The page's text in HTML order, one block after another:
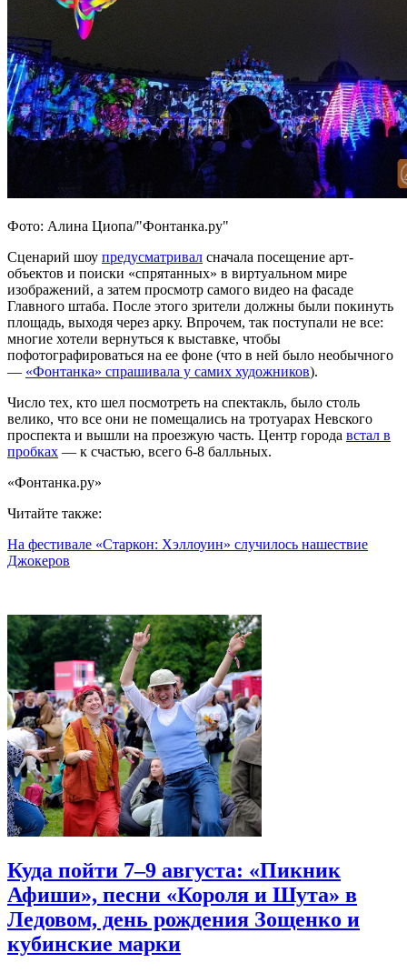
Фото: Алина Циопа/"Фонтанка.ру"
Сценарий шоу предусматривал сначала посещение арт-
объектов и поиски «спрятанных» в виртуальном мире
изображений, а затем просмотр самого видео на фасаде
Главного штаба. После этого зрители должны были покинуть
площадь, выходя через арку. Впрочем, так поступали не все:
многие хотели вернуться к выставке, чтобы
пофотографироваться на ее фоне (что в ней было необычного
— «Фонтанка» спрашивала у самих художников).
Число тех, кто шел посмотреть на спектакль, было столь
велико, что все они не помещались на тротуарах Невского
проспекта и вышли на проезжую часть. Центр города встал в
пробках — к счастью, всего 6-8 балльных.
«Фонтанка.ру»
Читайте также:
На фестивале «Старкон: Хэллоуин» случилось нашествие
Джокеров
Куда пойти 7–9 августа: «Пикник
Афиши», песни «Короля и Шута» в
Ледовом, день рождения Зощенко и
кубинские марки